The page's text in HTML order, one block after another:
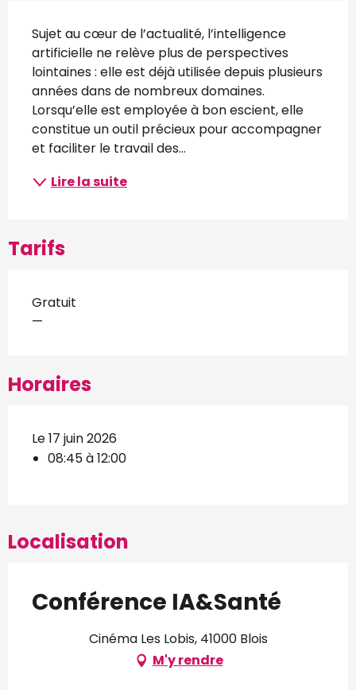
Description
Sujet au cœur de l’actualité, l’intelligence
artificielle ne relève plus de perspectives
lointaines : elle est déjà utilisée depuis plusieurs
années dans de nombreux domaines.
Lorsqu’elle est employée à bon escient, elle
constitue un outil précieux pour accompagner
et faciliter le travail des...
Lire la suite
Tarifs
Gratuit
—
Horaires
Le 17 juin 2026
08:45 à 12:00
Localisation
Conférence IA&Santé
Cinéma Les Lobis, 41000 Blois
M'y rendre